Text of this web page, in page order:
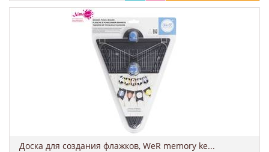
Доска для создания флажков, WeR memory ke...